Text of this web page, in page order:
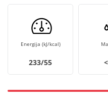
Energija (kJ/kcal)
233/55